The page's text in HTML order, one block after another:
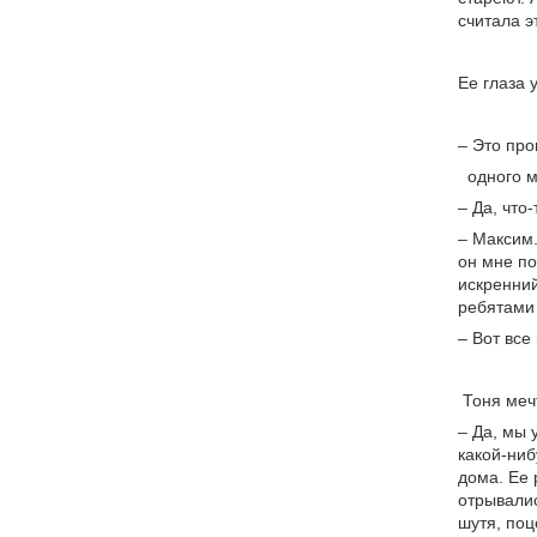
считала
Ее глаза
– Это
одного
– Да,
–
он мне
– Вот все
Тоня
– Да, мы
какой-
дома. Ее
шутя,